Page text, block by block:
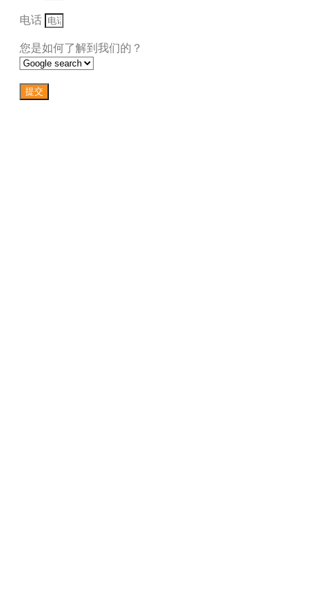
电话
您是如何了解到我们的？
提交